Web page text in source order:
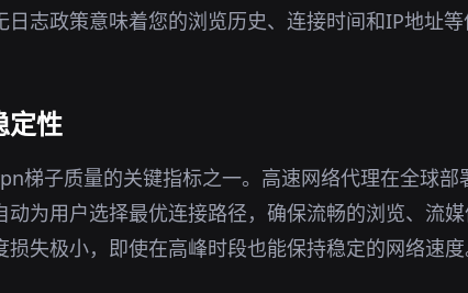
日志政策意味着您的浏览历史、连接时间和IP地址
定性
梯子质量的关键指标之一。高速网络代理在全球部
动为用户选择最优连接路径，确保流畅的浏览、流
失极小，即使在高峰时段也能保持稳定的网络速度